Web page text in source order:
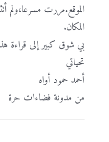
الموقع.مررت مسرعا،ولم
المكان.
بي شوق كبير إلى قراءة
تحياتي
أحمد حمود أواه
من مدونة فضاءات حرة